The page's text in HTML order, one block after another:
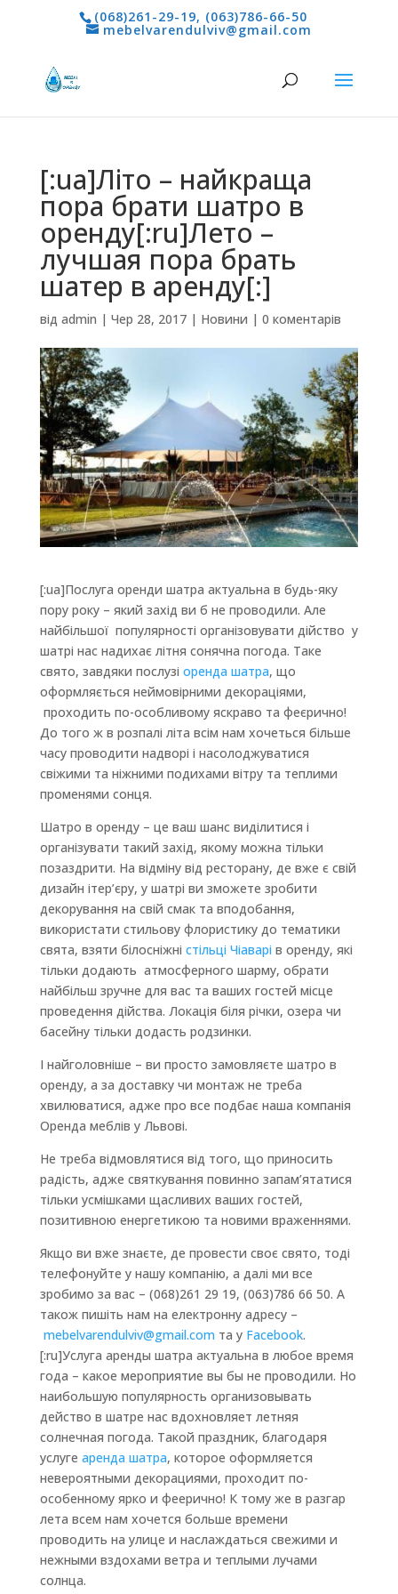
(068)261-29-19, (063)786-66-50
mebelvarendulviv@gmail.com
[:ua]Літо – найкраща
пора брати шатро в
оренду[:ru]Лето –
лучшая пора брать
шатер в аренду[:]
від admin | Чер 28, 2017| Новини | 0 коментарів
[:ua]Послуга оренди шатра актуальна в будь-яку
пору року – який захід ви б не проводили. Але
найбільшої популярності організовувати дійство у
шатрі нас надихає літня сонячна погода. Таке
свято, завдяки послузі оренда шатра, що
оформляється неймовірними декораціями,
проходить по-особливому яскраво та феєрично!
До того ж в розпалі літа всім нам хочеться більше
часу проводити надворі і насолоджуватися
свіжими та ніжними подихами вітру та теплими
променями сонця.
Шатро в оренду – це ваш шанс виділитися і
організувати такий захід, якому можна тільки
позаздрити. На відміну від ресторану, де вже є свій
дизайн ітер’єру, у шатрі ви зможете зробити
декорування на свій смак та вподобання,
використати стильову флористику до тематики
свята, взяти білосніжні стільці Чіаварі в оренду, які
тільки додають атмосферного шарму, обрати
найбільш зручне для вас та ваших гостей місце
проведення дійства. Локація біля річки, озера чи
басейну тільки додасть родзинки.
І найголовніше – ви просто замовляєте шатро в
оренду, а за доставку чи монтаж не треба
хвилюватися, адже про все подбає наша компанія
Оренда меблів у Львові.
Не треба відмовлятися від того, що приносить
радість, адже святкування повинно запам’ятатися
тільки усмішками щасливих ваших гостей,
позитивною енергетикою та новими враженнями.
Якщо ви вже знаєте, де провести своє свято, тоді
телефонуйте у нашу компанію, а далі ми все
зробимо за вас – (068)261 29 19, (063)786 66 50. А
також пишіть нам на електронну адресу –
mebelvarendulviv@gmail.com та у Facebook.
[:ru]Услуга аренды шатра актуальна в любое время
года – какое мероприятие вы бы не проводили. Но
наибольшую популярность организовывать
действо в шатре нас вдохновляет летняя
солнечная погода. Такой праздник, благодаря
услуге аренда шатра, которое оформляется
невероятными декорациями, проходит по-
особенному ярко и феерично! К тому же в разгар
лета всем нам хочется больше времени
проводить на улице и наслаждаться свежими и
нежными вздохами ветра и теплыми лучами
солнца.